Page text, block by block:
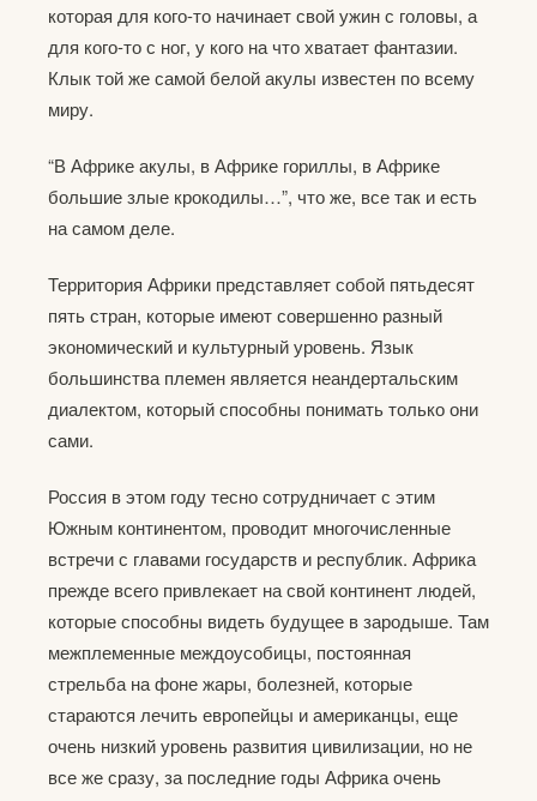
которая для кого-то начинает свой ужин с головы, а
для кого-то с ног, у кого на что хватает фантазии.
Клык той же самой белой акулы известен по всему
миру.
“В Африке акулы, в Африке гориллы, в Африке
большие злые крокодилы…”, что же, все так и есть
на самом деле.
Территория Африки представляет собой пятьдесят
пять стран, которые имеют совершенно разный
экономический и культурный уровень. Язык
большинства племен является неандертальским
диалектом, который способны понимать только они
сами.
Россия в этом году тесно сотрудничает с этим
Южным континентом, проводит многочисленные
встречи с главами государств и республик. Африка
прежде всего привлекает на свой континент людей,
которые способны видеть будущее в зародыше. Там
межплеменные междоусобицы, постоянная
стрельба на фоне жары, болезней, которые
стараются лечить европейцы и американцы, еще
очень низкий уровень развития цивилизации, но не
все же сразу, за последние годы Африка очень